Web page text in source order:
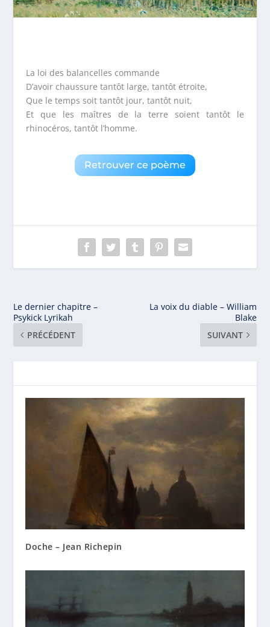
La loi des balancelles commande
D’avoir chaussure tantôt large, tantôt étroite,
Que le temps soit tantôt jour, tantôt nuit,
Et que les maîtres de la terre soient tantôt le
rhinocéros, tantôt l’homme.
Retrouver ce poème
Le dernier chapitre –
Psykick Lyrikah
PRÉCÉDENT
La voix du diable – William
Blake
SUIVANT
Doche – Jean Richepin